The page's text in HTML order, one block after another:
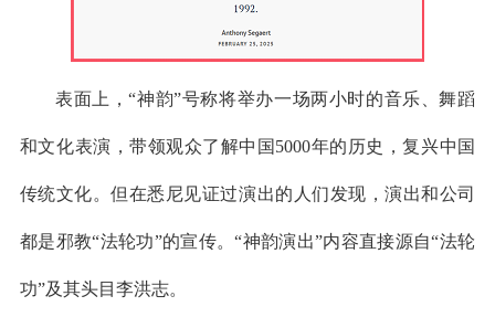
表面上，“神韵”号称将举办一场两小时的音乐、舞蹈
和文化表演，带领观众了解中国5000年的历史，复兴中国
传统文化。但在悉尼见证过演出的人们发现，演出和公司
都是邪教“法轮功”的宣传。“神韵演出”内容直接源自“法轮
功”及其头目李洪志。